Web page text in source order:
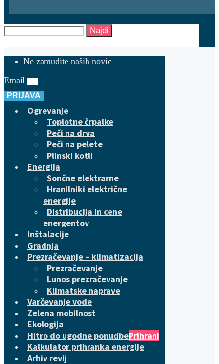
Najdi
Ne zamudite naših novic
Email
PRIJAVA
Ogrevanje
Toplotne črpalke
Peči na drva
Peči na pelete
Plinski kotli
Energija
Sončne elektrarne
Hranilniki električne
energije
Distribucija in cene
energentov
Inštalacije
Gradnja
Prezračevanje – klimatizacija
Prezračevanje
Lunos prezračevanje
Klimatske naprave
Varčevanje vode
Zelena mobilnost
Ekologija
Hitro do ugodne ponudbePrihrani
Kalkulator prihranka energije
Arhiv revij